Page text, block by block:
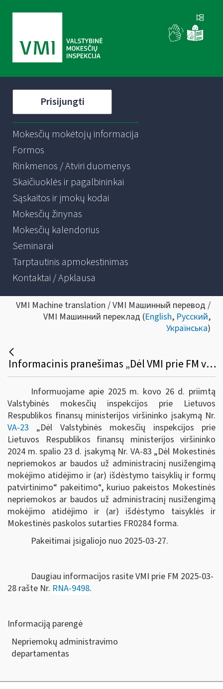
Prisijungti
Mokesčių mokėtojų informacija
Formos
Rinkmenos / Atviri duomenys
Skaičiuoklės ir pagalbininkai
Sąskaitos ir įmokų kodai
Mokesčių žinynas
Mokesčių kalendorius
Seminarai
Tarptautinis apmokestinimas
Kontaktai / Apklausa
VMI Machine translation / VMI Машинный перевод /
VMI Машинний переклад (English, Русский,
Українська)
Informacinis pranešimas „Dėl VMI prie FM viršininko 2024 m. spalio 23 d. įsakymo Nr. VA-83 „Dėl Mokestinės nepriemokos ar baudos už administracinį nusižengimą mokėjimo atidėjimo ir (ar) išdėstymo taisyklių ir formų patvirtinimo“ pakeitimo“
Informuojame apie 2025 m. kovo 26 d. priimtą
Valstybinės mokesčių inspekcijos prie Lietuvos
Respublikos finansų ministerijos viršininko įsakymą Nr.
VA-23 „Dėl Valstybinės mokesčių inspekcijos prie
Lietuvos Respublikos finansų ministerijos viršininko
2024 m. spalio 23 d. įsakymą Nr. VA-83 „Dėl Mokestinės
nepriemokos ar baudos už administracinį nusižengimą
mokėjimo atidėjimo ir (ar) išdėstymo taisyklių ir formų
patvirtinimo“ pakeitimo“, kuriuo pakeistos Mokestinės
nepriemokos ar baudos už administracinį nusižengimą
mokėjimo atidėjimo ir (ar) išdėstymo taisyklės ir
Mokestinės paskolos sutarties FR0284 forma.
Pakeitimai įsigaliojo nuo 2025-03-27.
Daugiau informacijos rasite VMI prie FM 2025-03-
28 rašte Nr. RNA-9498.
Informaciją parengė
Nepriemokų administravimo